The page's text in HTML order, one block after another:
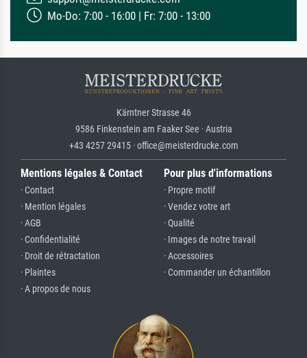
Mo-Do: 7:00 - 16:00 | Fr: 7:00 - 13:00
Kärntner Strasse 46
9586 Finkenstein am Faaker See · Austria
+43 4257 29415 · office@meisterdrucke.com
Mentions légales & Contact
· Contact
· Mention légales
· AGB
· Confidentialité
· Droit de rétractation
· Plaintes
· A propos de nous
Pour plus d'informations
· Propre motif
· Vendez votre art
· Qualité
· Images de notre travail
· Accessoires
· Commander un échantillon